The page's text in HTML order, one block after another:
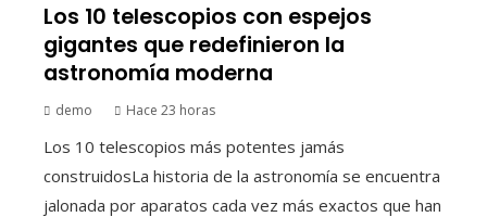
Los 10 telescopios con espejos
gigantes que redefinieron la
astronomía moderna
demo Hace 23 horas
Los 10 telescopios más potentes jamás
construidosLa historia de la astronomía se encuentra
jalonada por aparatos cada vez más exactos que han